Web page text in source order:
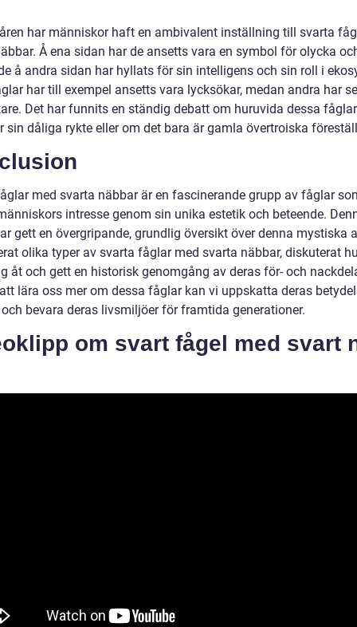
har människor haft en ambivalent inställning till svarta
Å ena sidan har de ansetts vara en symbol för olycka
å andra sidan har hyllats för sin intelligens och sin roll i
har till exempel ansetts vara lycksökar, medan andra har
Det har funnits en ständig debatt om huruvida dessa fåglar
sin dåliga rykte eller om det bara är gamla övertroiska
med svarta näbbar är en fascinerande grupp av fåglar
intresse genom sin unika estetik och beteende.
gett en övergripande, grundlig översikt över denna mystiska
olika typer av svarta fåglar med svarta näbbar, diskuterat
åt och gett en historisk genomgång av deras för- och
lära oss mer om dessa fåglar kan vi uppskatta deras
bevara deras livsmiljöer för framtida generationer.
om svart fågel med svart